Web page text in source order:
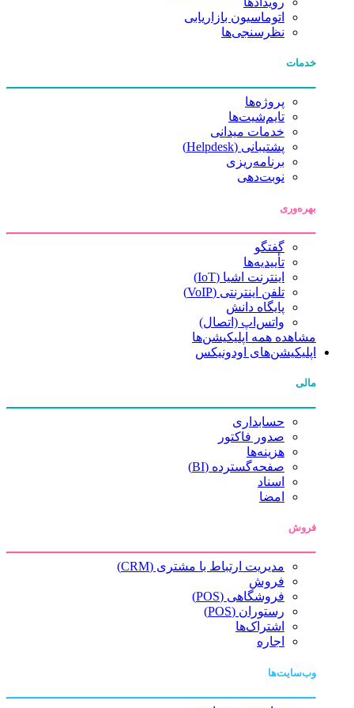
اتوماسیون بازاریابی
نظرسنجی‌ها
خدمات
پروژه‌ها
تایم‌شیت‌ها
خدمات میدانی
پشتیبانی (Helpdesk)
برنامه‌ریزی
نوبت‌دهی
بهره‌وری
گفتگو
تأییدیه‌ها
اینترنت اشیا (IoT)
تلفن اینترنتی (VoIP)
پایگاه دانش
واتس‌اپ (اتصال)
مشاهده همه اپلیکیشن‌ها
اپلیکیشن‌های اودونیکس
مالی
حسابداری
صدور فاکتور
هزینه‌ها
صفحه‌گسترده (BI)
اسناد
امضا
فروش
مدیریت ارتباط با مشتری (CRM)
فروش
فروشگاهی (POS)
رستوران (POS)
اشتراک‌ها
اجاره
وب‌سایت‌ها